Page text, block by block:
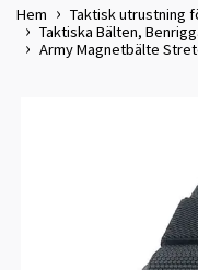
Hem
Taktisk utrustning
Taktiska Bälten,
Army Magnetbälte